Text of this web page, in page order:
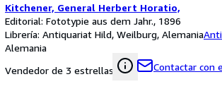
Kitchener, General Herbert Horatio,
Editorial: Fototypie aus dem Jahr., 1896
Librería: Antiquariat Hild, Weilburg, Alemania
Alemania
Vendedor de 3 estrellas
Contactar con